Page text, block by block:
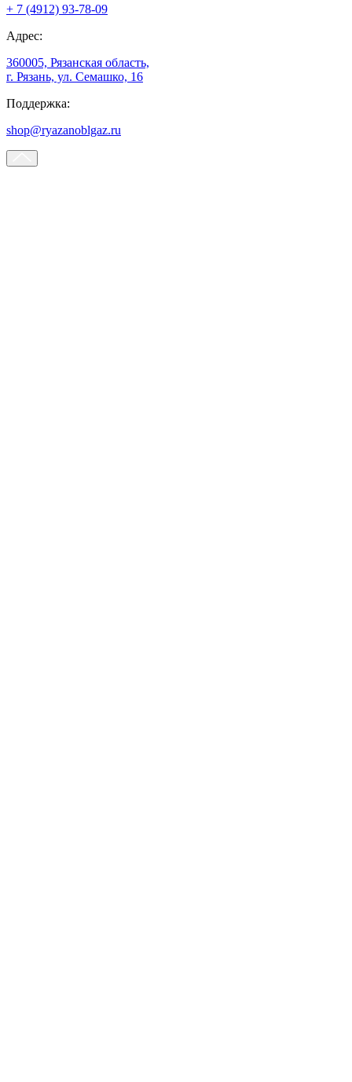
+ 7 (4912) 93-78-09
Адрес:
360005, Рязанская область,
г. Рязань, ул. Семашко, 16
Поддержка:
shop@ryazanoblgaz.ru